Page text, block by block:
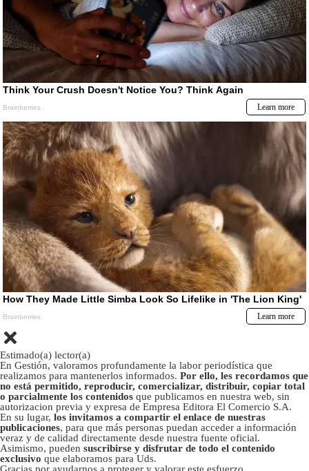
Estimado(a) lector(a)
En Gestión, valoramos profundamente la labor periodística que
realizamos para mantenerlos informados. Por ello, les recordamos que
no está permitido, reproducir, comercializar, distribuir, copiar total
o parcialmente los contenidos que publicamos en nuestra web, sin
autorizacion previa y expresa de Empresa Editora El Comercio S.A.
En su lugar, los invitamos a compartir el enlace de nuestras
publicaciones, para que más personas puedan acceder a información
veraz y de calidad directamente desde nuestra fuente oficial.
Asimismo, pueden suscribirse y disfrutar de todo el contenido
exclusivo que elaboramos para Uds.
Gracias por ayudarnos a proteger y valorar este esfuerzo.